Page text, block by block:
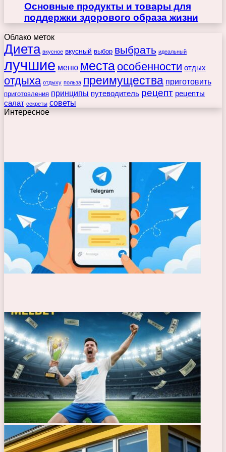
Основные продукты и товары для
поддержки здорового образа жизни
Облако меток
Диета вкусное вкусный выбор выбрать идеальный
лучшие меню места особенности отдых
отдыха отдыху польза преимущества приготовить
приготовления принципы путеводитель рецепт рецепты
салат секреты советы
Интересное